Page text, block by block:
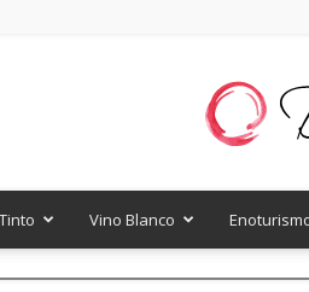
Vino Blanco